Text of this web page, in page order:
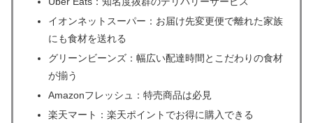
イオンネットスーパー：お届け先変更便で離れた家族
にも食材を送れる
グリーンビーンズ：幅広い配達時間とこだわりの食材
が揃う
Amazonフレッシュ：特売商品は必見
楽天マート：楽天ポイントでお得に購入できる